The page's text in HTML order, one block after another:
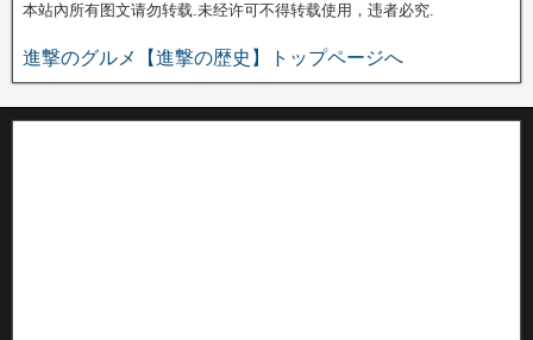
本站內所有图文请勿转载.未经许可不得转载使用，违者必究.
進撃のグルメ【進撃の歴史】トップページへ